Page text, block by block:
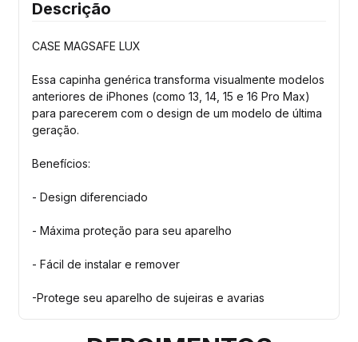
Descrição
CASE MAGSAFE LUX
Essa capinha genérica transforma visualmente modelos
anteriores de iPhones (como 13, 14, 15 e 16 Pro Max)
para parecerem com o design de um modelo de última
geração.
Benefícios:
- Design diferenciado
- Máxima proteção para seu aparelho
- Fácil de instalar e remover
-Protege seu aparelho de sujeiras e avarias